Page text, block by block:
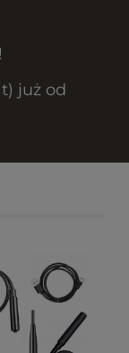
już od